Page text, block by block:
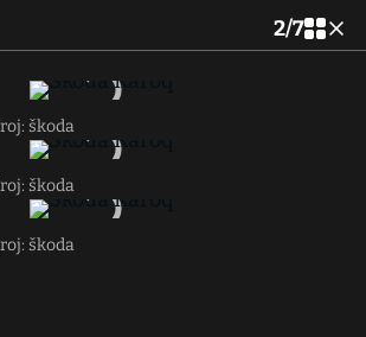
2/7
škoda
škoda
škoda